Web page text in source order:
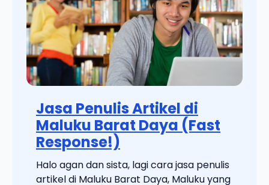
Jasa Penulis Artikel di
Maluku Barat Daya (Fast
Response!)
Halo agan dan sista, lagi cara jasa penulis
artikel di Maluku Barat Daya, Maluku yang